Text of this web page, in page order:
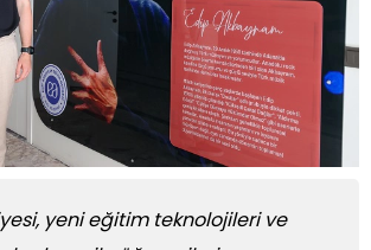
yeni eğitim teknolojileri ve